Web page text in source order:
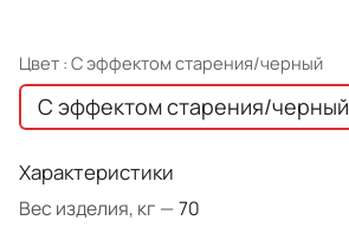
Цвет : С эффектом старения/черный
С эффектом старения/черный
Характеристики
Вес изделия, кг —70